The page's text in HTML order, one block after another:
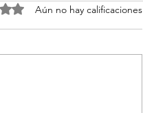
de 5 estrellas.
Aún no hay calificaciones